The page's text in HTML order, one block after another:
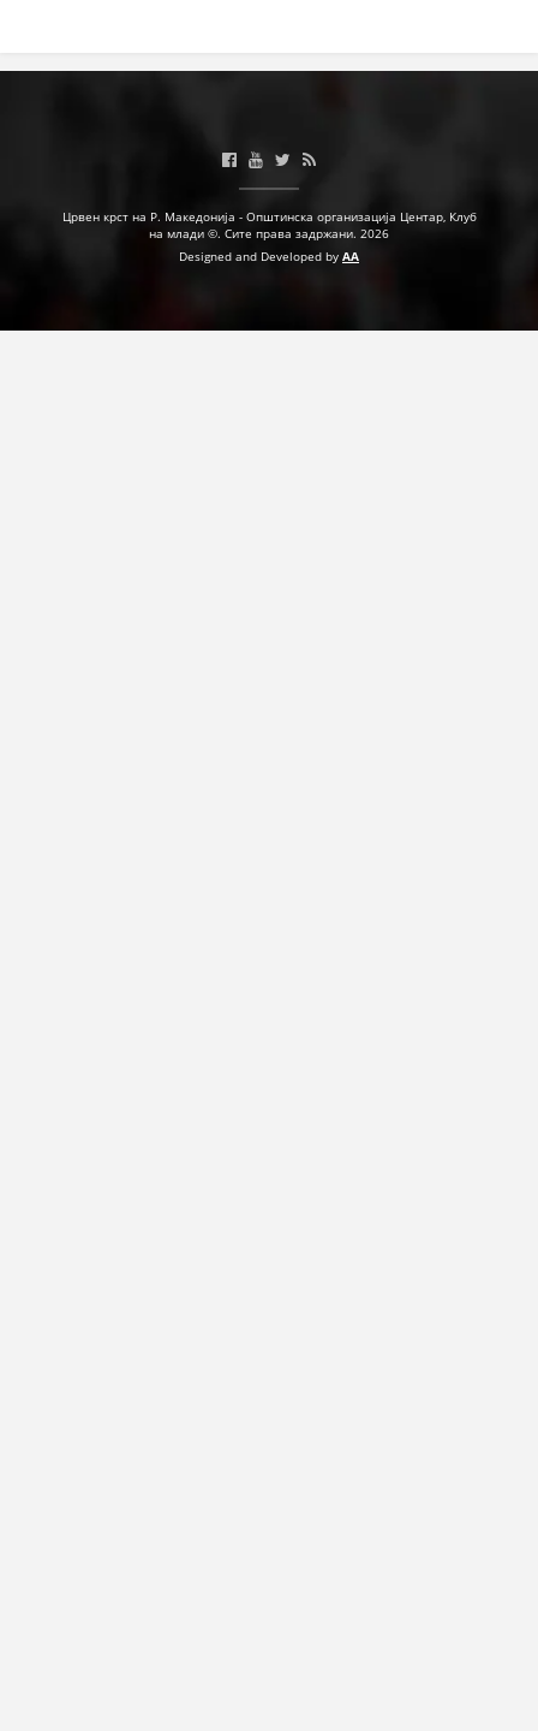
Црвен крст на Р. Македонија - Општинска организација Центар, Клуб
на млади ©. Сите права задржани. 2026
Designed and Developed by AA